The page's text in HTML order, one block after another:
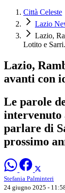
Città Celeste
Lazio
Lazio,
Lotito e
Lazio,
avanti con
Le parole
intervenuto
parlare di
prossimo
Stefania Palminteri
24 giugno 2025 -